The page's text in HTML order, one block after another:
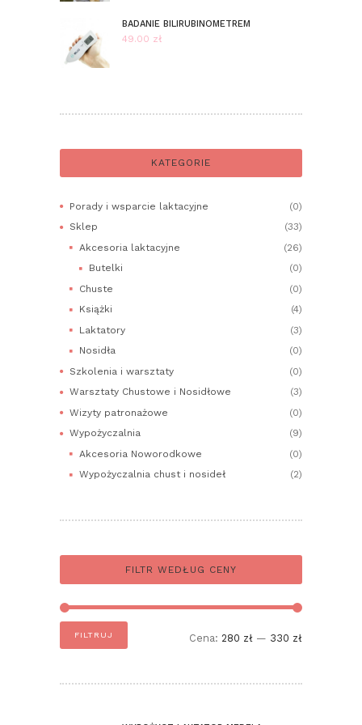
od
BADANIE BILIRUBINOMETREM
49.00 zł
KATEGORIE
Porady i wsparcie laktacyjne
(0)
Sklep
(33)
Akcesoria laktacyjne
(26)
Butelki
(0)
Chuste
(0)
Książki
(4)
Laktatory
(3)
Nosidła
(0)
Szkolenia i warsztaty
(0)
Warsztaty Chustowe i Nosidłowe
(3)
Wizyty patronażowe
(0)
Wypożyczalnia
(9)
Akcesoria Noworodkowe
(0)
Wypożyczalnia chust i nosideł
(2)
FILTR WEDŁUG CENY
FILTRUJ Cena: 280 zł — 330 zł